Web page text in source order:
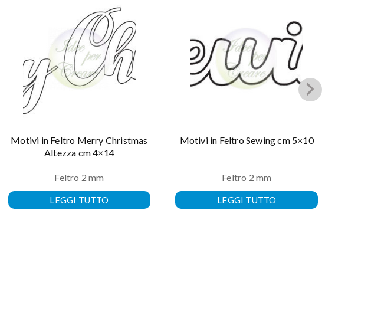
Motivi in Feltro Merry Christmas
Altezza cm 4×14
Feltro 2 mm
LEGGI TUTTO
Motivi in Feltro Sewing cm 5×10
Feltro 2 mm
LEGGI TUTTO